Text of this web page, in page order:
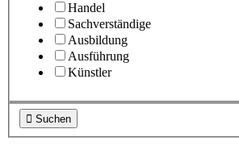
Handel
Sachverständige
Ausbildung
Ausführung
Künstler
 Suchen